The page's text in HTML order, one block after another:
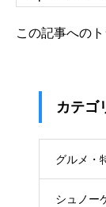
この記事への
カテゴ
グルメ・
シュノー